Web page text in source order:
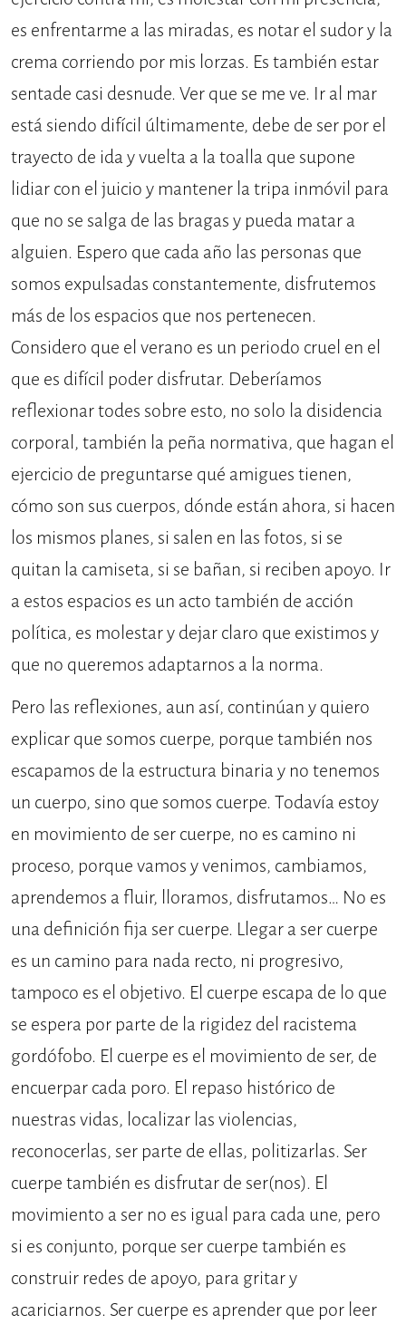
es enfrentarme a las miradas, es notar el sudor y la
crema corriendo por mis lorzas. Es también estar
sentade casi desnude. Ver que se me ve. Ir al mar
está siendo difícil últimamente, debe de ser por el
trayecto de ida y vuelta a la toalla que supone
lidiar con el juicio y mantener la tripa inmóvil para
que no se salga de las bragas y pueda matar a
alguien. Espero que cada año las personas que
somos expulsadas constantemente, disfrutemos
más de los espacios que nos pertenecen.
Considero que el verano es un periodo cruel en el
que es difícil poder disfrutar. Deberíamos
reflexionar todes sobre esto, no solo la disidencia
corporal, también la peña normativa, que hagan el
ejercicio de preguntarse qué amigues tienen,
cómo son sus cuerpos, dónde están ahora, si hacen
los mismos planes, si salen en las fotos, si se
quitan la camiseta, si se bañan, si reciben apoyo. Ir
a estos espacios es un acto también de acción
política, es molestar y dejar claro que existimos y
que no queremos adaptarnos a la norma.
Pero las reflexiones, aun así, continúan y quiero
explicar que somos cuerpe, porque también nos
escapamos de la estructura binaria y no tenemos
un cuerpo, sino que somos cuerpe. Todavía estoy
en movimiento de ser cuerpe, no es camino ni
proceso, porque vamos y venimos, cambiamos,
aprendemos a fluir, lloramos, disfrutamos… No es
una definición fija ser cuerpe. Llegar a ser cuerpe
es un camino para nada recto, ni progresivo,
tampoco es el objetivo. El cuerpe escapa de lo que
se espera por parte de la rigidez del racistema
gordófobo. El cuerpe es el movimiento de ser, de
encuerpar cada poro. El repaso histórico de
nuestras vidas, localizar las violencias,
reconocerlas, ser parte de ellas, politizarlas. Ser
cuerpe también es disfrutar de ser(nos). El
movimiento a ser no es igual para cada une, pero
si es conjunto, porque ser cuerpe también es
construir redes de apoyo, para gritar y
acariciarnos. Ser cuerpe es aprender que por leer